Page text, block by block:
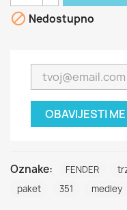
 Nedostupno
OBAVIJESTI
Oznake: FENDER
paket
351 medley